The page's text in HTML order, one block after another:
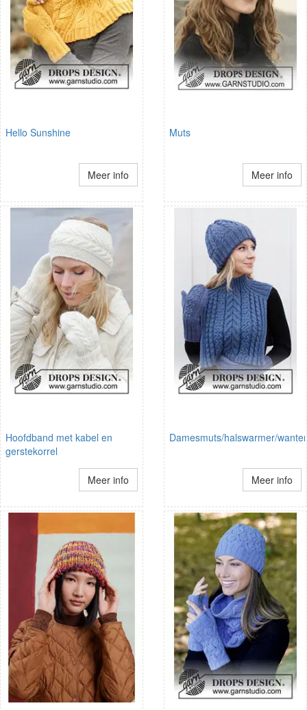
Hello Sunshine
Meer info
Muts
Meer info
Hoofdband met kabel en
gerstekorrel
Meer info
Damesmuts/halswarmer/
Meer info